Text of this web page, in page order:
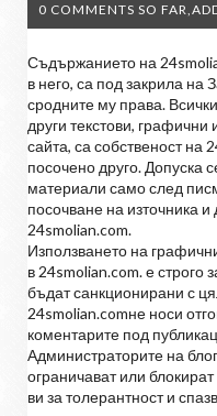
0 COMMENTS SO
Съдържанието на
в него, са под закрила на
сродните му права.
други текстови,
сайта, са собственост на
посочено друго. Допуска
материали само след
посочване на източника
24smolian.com.
Използването на
в 24smolian.com. е
бъдат санкционирани с
24smolian.comне носи
коментарите под
Администраторите на
ограничават или
ви за толерантност и